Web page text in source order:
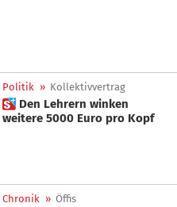
Politik » Kollektivvertrag
 Den Lehrern winken
weitere 5000 Euro pro Kopf
Chronik » Öffis